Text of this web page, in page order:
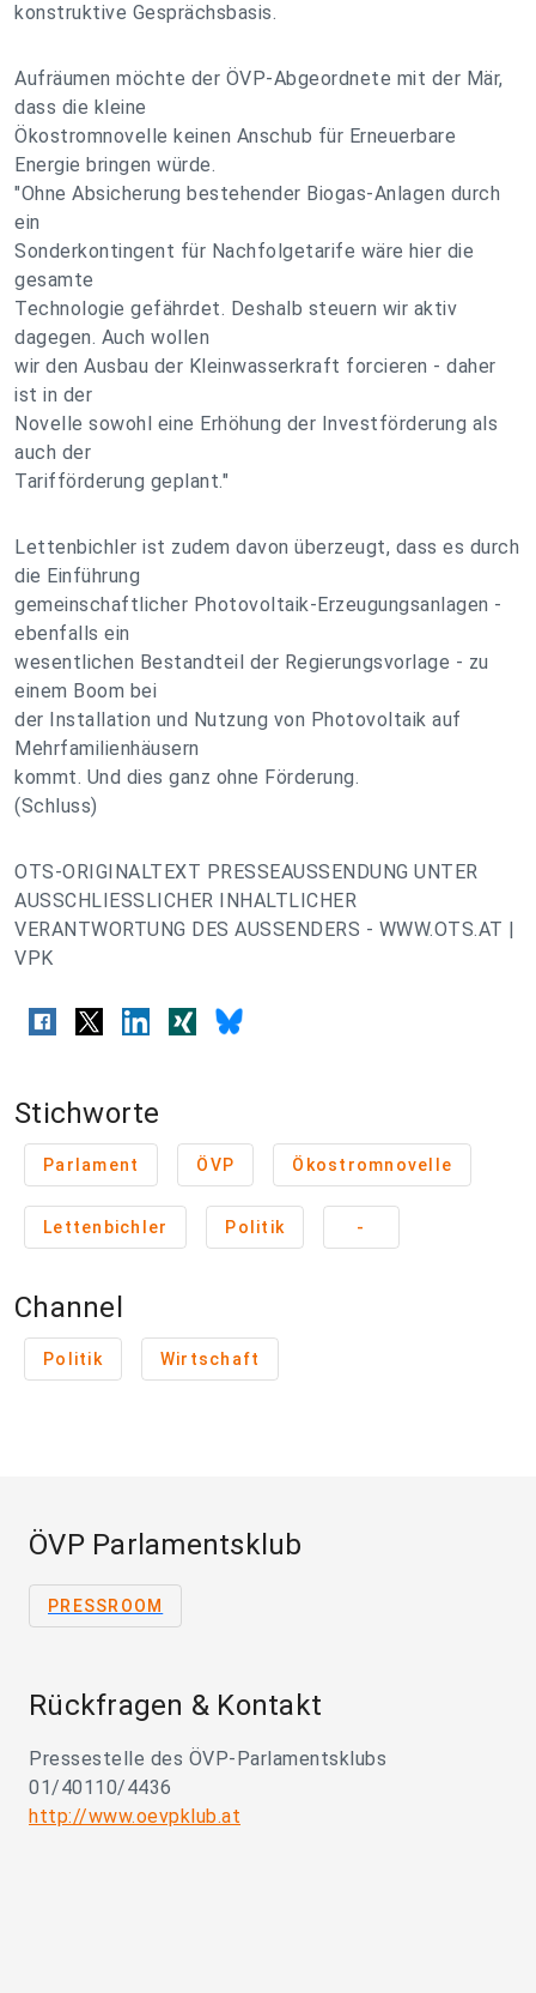
konstruktive Gesprächsbasis.
Aufräumen möchte der ÖVP-Abgeordnete mit der Mär,
dass die kleine
Ökostromnovelle keinen Anschub für Erneuerbare
Energie bringen würde.
"Ohne Absicherung bestehender Biogas-Anlagen durch
ein
Sonderkontingent für Nachfolgetarife wäre hier die
gesamte
Technologie gefährdet. Deshalb steuern wir aktiv
dagegen. Auch wollen
wir den Ausbau der Kleinwasserkraft forcieren - daher
ist in der
Novelle sowohl eine Erhöhung der Investförderung als
auch der
Tarifförderung geplant."
Lettenbichler ist zudem davon überzeugt, dass es durch
die Einführung
gemeinschaftlicher Photovoltaik-Erzeugungsanlagen -
ebenfalls ein
wesentlichen Bestandteil der Regierungsvorlage - zu
einem Boom bei
der Installation und Nutzung von Photovoltaik auf
Mehrfamilienhäusern
kommt. Und dies ganz ohne Förderung.
(Schluss)
OTS-ORIGINALTEXT PRESSEAUSSENDUNG UNTER
AUSSCHLIESSLICHER INHALTLICHER
VERANTWORTUNG DES AUSSENDERS - WWW.OTS.AT |
VPK
Stichworte
Parlament ÖVP Ökostromnovelle
Lettenbichler Politik -
Channel
Politik Wirtschaft
ÖVP Parlamentsklub
PRESSROOM
Rückfragen & Kontakt
Pressestelle des ÖVP-Parlamentsklubs
01/40110/4436
http://www.oevpklub.at